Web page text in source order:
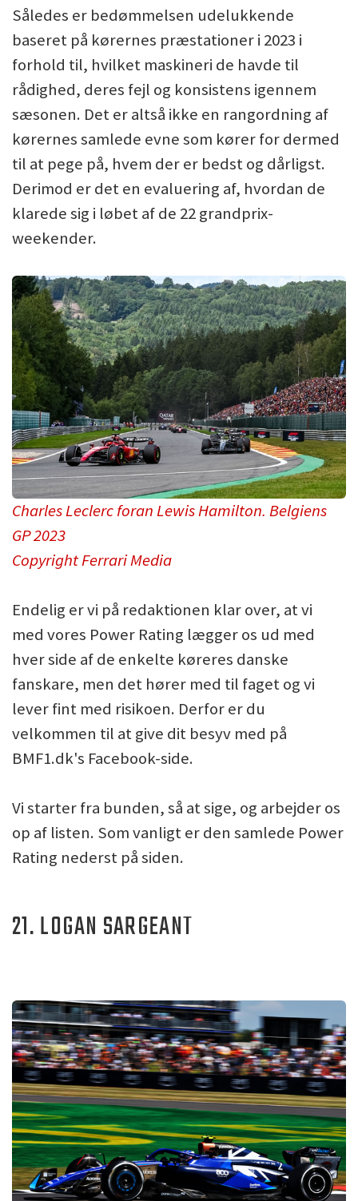
Således er bedømmelsen udelukkende
baseret på kørernes præstationer i 2023 i
forhold til, hvilket maskineri de havde til
rådighed, deres fejl og konsistens igennem
sæsonen. Det er altså ikke en rangordning af
kørernes samlede evne som kører for dermed
til at pege på, hvem der er bedst og dårligst.
Derimod er det en evaluering af, hvordan de
klarede sig i løbet af de 22 grandprix-
weekender.
Charles Leclerc foran Lewis Hamilton. Belgiens
GP 2023
Copyright Ferrari Media
Endelig er vi på redaktionen klar over, at vi
med vores Power Rating lægger os ud med
hver side af de enkelte køreres danske
fanskare, men det hører med til faget og vi
lever fint med risikoen. Derfor er du
velkommen til at give dit besyv med på
BMF1.dk's Facebook-side.
Vi starter fra bunden, så at sige, og arbejder os
op af listen. Som vanligt er den samlede Power
Rating nederst på siden.
21. LOGAN SARGEANT